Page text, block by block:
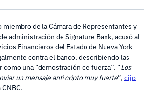
miembro de la Cámara de Representantes y
administración de Signature Bank, acusó al
Financieros del Estado de Nueva York
contra el banco, describiendo las
una “demostración de fuerza”. “Los
un mensaje anti cripto muy fuerte”, dijo